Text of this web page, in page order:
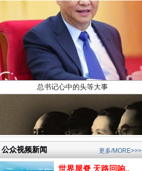
郴州市通报烟花零售店燃爆事件
不准学生带手纸入厕？教委回应
湖南卫健委通报“研究生失联”
县委书记在评论区回复网友诉求
居民在农业农村局上厕所遭辱骂
公立医院医生未完成创收被待岗..
郏县通报"15岁女孩被当街暴打"..
宁波通报患儿术后离世医疗事件
襄阳多家精神病医院被曝骗医保
成都成华区深夜通报"非遗"乱象..
官方通报国企董事长打人被拘
总书记心中的头等大事
东部战区发布MV《若一去不回》
公众视频新闻
世界屋脊 天路回响..
更多/MORE>>>